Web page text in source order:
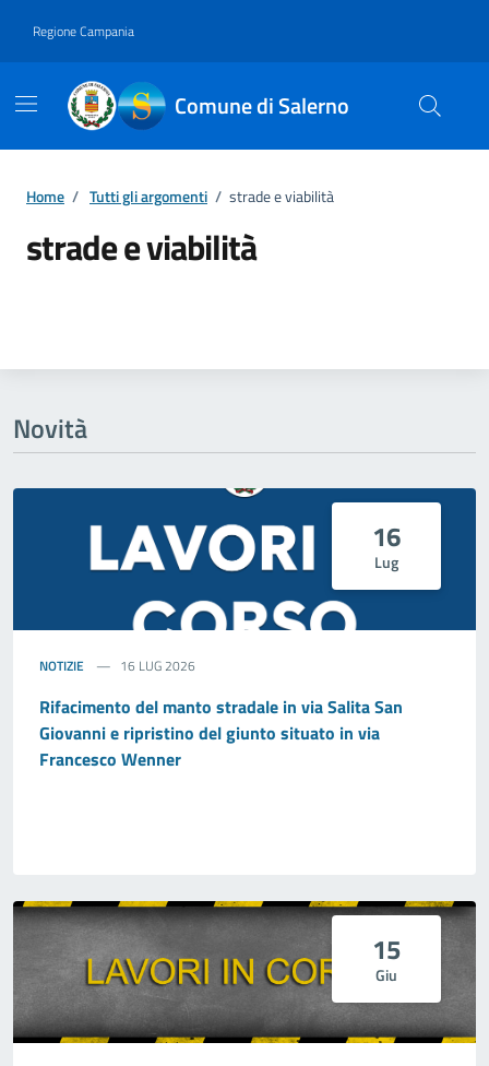
Regione Campania
Comune di Salerno
Home / Tutti gli argomenti / strade e viabilità
strade e viabilità
Novità
16
Lug
NOTIZIE 16 LUG 2026
Rifacimento del manto stradale in via Salita San
Giovanni e ripristino del giunto situato in via
Francesco Wenner
15
Giu